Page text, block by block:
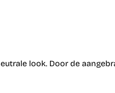
look. Door de